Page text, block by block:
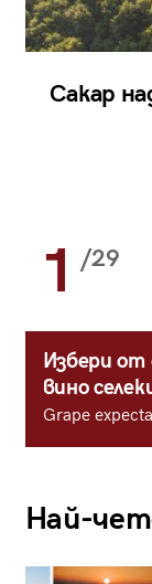
Сакар
1 /29
Избери от
вино
Grape
Най-